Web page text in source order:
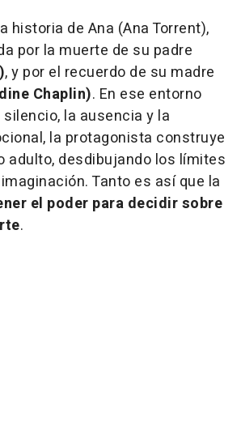
historia de Ana (Ana Torrent),
por la muerte de su padre
, y por el recuerdo de su madre
Chaplin). En ese entorno
la ausencia y la
la protagonista construye
adulto, desdibujando los límites
Tanto es así que la
el poder para decidir sobre
.